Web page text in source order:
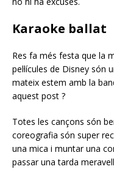
Karaoke ballat
Res fa més festa que la
pel·lícules de Disney són
mateix estem amb la
aquest post ?
Totes les cançons són
coreografia són super
una mica i muntar una
passar una tarda